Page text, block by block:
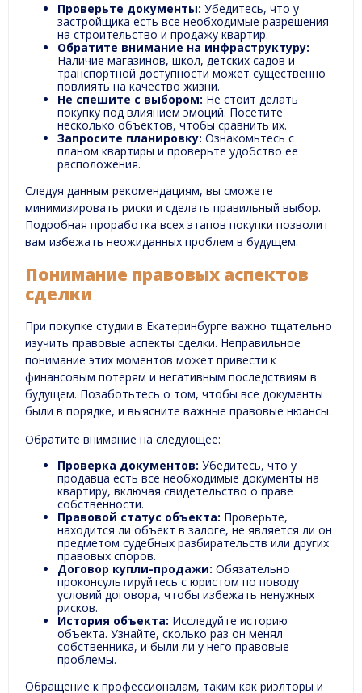
Проверьте документы: Убедитесь, что у
застройщика есть все необходимые разрешения
на строительство и продажу квартир.
Обратите внимание на инфраструктуру:
Наличие магазинов, школ, детских садов и
транспортной доступности может существенно
повлиять на качество жизни.
Не спешите с выбором: Не стоит делать
покупку под влиянием эмоций. Посетите
несколько объектов, чтобы сравнить их.
Запросите планировку: Ознакомьтесь с
планом квартиры и проверьте удобство ее
расположения.
Следуя данным рекомендациям, вы сможете
минимизировать риски и сделать правильный выбор.
Подробная проработка всех этапов покупки позволит
вам избежать неожиданных проблем в будущем.
Понимание правовых аспектов
сделки
При покупке студии в Екатеринбурге важно тщательно
изучить правовые аспекты сделки. Неправильное
понимание этих моментов может привести к
финансовым потерям и негативным последствиям в
будущем. Позаботьтесь о том, чтобы все документы
были в порядке, и выясните важные правовые нюансы.
Обратите внимание на следующее:
Проверка документов: Убедитесь, что у
продавца есть все необходимые документы на
квартиру, включая свидетельство о праве
собственности.
Правовой статус объекта: Проверьте,
находится ли объект в залоге, не является ли он
предметом судебных разбирательств или других
правовых споров.
Договор купли-продажи: Обязательно
проконсультируйтесь с юристом по поводу
условий договора, чтобы избежать ненужных
рисков.
История объекта: Исследуйте историю
объекта. Узнайте, сколько раз он менял
собственника, и были ли у него правовые
проблемы.
Обращение к профессионалам, таким как риэлторы и